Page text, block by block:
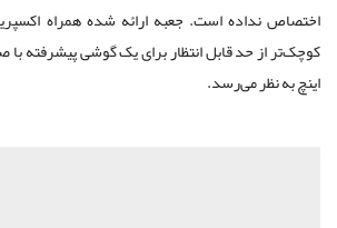
اینچ به نظر می‌رسد.